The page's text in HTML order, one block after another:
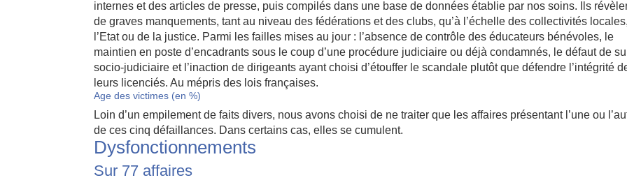
internes et des articles de presse, puis compilés dans une base de données établie par nos soins. Ils
de graves manquements, tant au niveau des fédérations et des clubs, qu’à l’échelle des collectivités
l’Etat ou de la justice. Parmi les failles mises au jour : l’absence de contrôle des éducateurs bénévoles, le
maintien en poste d’encadrants sous le coup d’une procédure judiciaire ou déjà condamnés, le défaut de
socio-judiciaire et l’inaction de dirigeants ayant choisi d’étouffer le scandale plutôt que défendre l’intégrité
leurs licenciés. Au mépris des lois françaises.
Age des victimes (en %)
Loin d’un empilement de faits divers, nous avons choisi de ne traiter que les affaires présentant l’une ou
de ces cinq défaillances. Dans certains cas, elles se cumulent.
Dysfonctionnements
Sur 77 affaires